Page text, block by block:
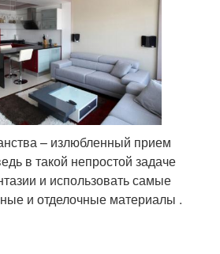
– излюбленный прием
в такой непростой задаче
и использовать самые
и отделочные материалы .